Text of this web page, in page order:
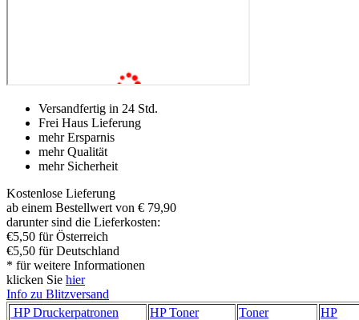
Versandfertig in 24 Std.
Frei Haus Lieferung
mehr Ersparnis
mehr Qualität
mehr Sicherheit
Kostenlose Lieferung
ab einem Bestellwert von € 79,90
darunter sind die Lieferkosten:
€5,50 für Österreich
€5,50 für Deutschland
* für weitere Informationen
klicken Sie hier
Info zu Blitzversand
HP Druckerpatronen
HP Toner
Toner
HP